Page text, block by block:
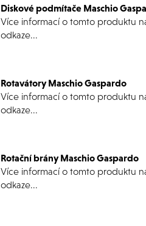
Diskové podmítače Maschio
Více informací o tomto produktu
odkaze...
Rotavátory Maschio Gaspardo
Více informací o tomto produktu
odkaze...
Rotační brány Maschio Gaspardo
Více informací o tomto produktu
odkaze...